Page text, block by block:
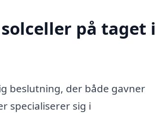
på taget i
beslutning, der både gavner
specialiserer sig i